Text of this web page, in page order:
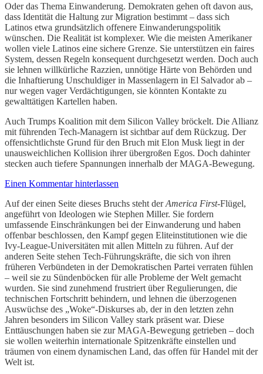
Oder das Thema Einwanderung. Demokraten gehen oft davon aus,
dass Identität die Haltung zur Migration bestimmt – dass sich
Latinos etwa grundsätzlich offenere Einwanderungspolitik
wünschen. Die Realität ist komplexer. Wie die meisten Amerikaner
wollen viele Latinos eine sichere Grenze. Sie unterstützen ein faires
System, dessen Regeln konsequent durchgesetzt werden. Doch auch
sie lehnen willkürliche Razzien, unnötige Härte von Behörden und
die Inhaftierung Unschuldiger in Massenlagern in El Salvador ab –
nur wegen vager Verdächtigungen, sie könnten Kontakte zu
gewalttätigen Kartellen haben.
Auch Trumps Koalition mit dem Silicon Valley bröckelt. Die Allianz
mit führenden Tech-Managern ist sichtbar auf dem Rückzug. Der
offensichtlichste Grund für den Bruch mit Elon Musk liegt in der
unausweichlichen Kollision ihrer übergroßen Egos. Doch dahinter
stecken auch tiefere Spannungen innerhalb der MAGA-Bewegung.
Einen Kommentar hinterlassen
Auf der einen Seite dieses Bruchs steht derAmerica First-Flügel,
angeführt von Ideologen wie Stephen Miller. Sie fordern
umfassende Einschränkungen bei der Einwanderung und haben
offenbar beschlossen, den Kampf gegen Eliteinstitutionen wie die
Ivy-League-Universitäten mit allen Mitteln zu führen. Auf der
anderen Seite stehen Tech-Führungskräfte, die sich von ihren
früheren Verbündeten in der Demokratischen Partei verraten fühlen
– weil sie zu Sündenböcken für alle Probleme der Welt gemacht
wurden. Sie sind zunehmend frustriert über Regulierungen, die
technischen Fortschritt behindern, und lehnen die überzogenen
Auswüchse des „Woke“-Diskurses ab, der in den letzten zehn
Jahren besonders im Silicon Valley stark präsent war. Diese
Enttäuschungen haben sie zur MAGA-Bewegung getrieben – doch
sie wollen weiterhin internationale Spitzenkräfte einstellen und
träumen von einem dynamischen Land, das offen für Handel mit der
Welt ist.